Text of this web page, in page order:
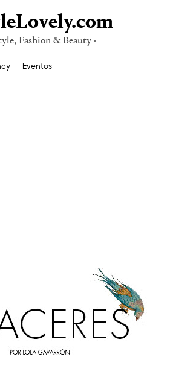
Fashion & Beauty ·
Eventos